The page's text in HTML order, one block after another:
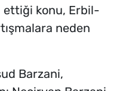
ettiği konu, Erbil-
neden
Barzani,